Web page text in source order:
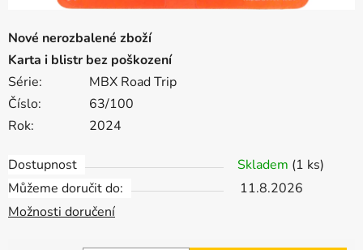
Nové nerozbalené zboží
Karta i blistr bez poškození
Série:
MBX Road Trip
Číslo:
63/100
Rok:
2024
Dostupnost Skladem (1 ks)
Můžeme doručit do:
11.8.2026
Možnosti doručení